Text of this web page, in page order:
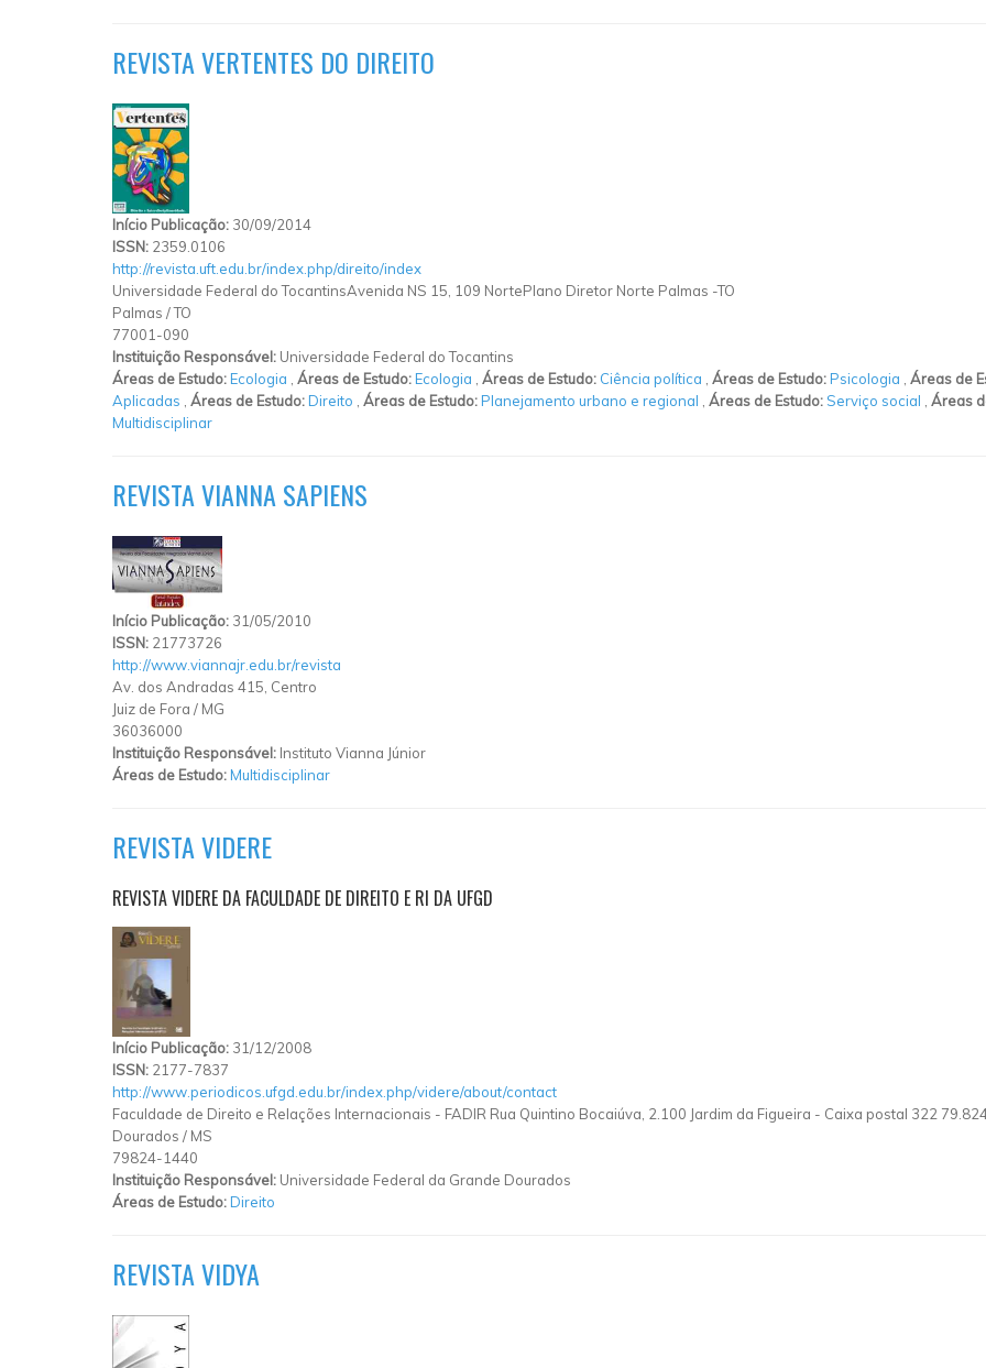
REVISTA VERTENTES DO DIREITO
Início Publicação: 30/09/2014
ISSN: 2359.0106
http://revista.uft.edu.br/index.php/direito/index
Universidade Federal do TocantinsAvenida NS 15, 109 NortePlano Diretor Norte Palmas -TO
Palmas /TO
77001-090
Instituição Responsável: Universidade Federal do Tocantins
Áreas de Estudo:Ecologia Áreas de Estudo:Ecologia Áreas de Estudo: Ciência política Áreas de Estudo:Psicologia Áreas de
Aplicadas
Áreas de Estudo:Direito Áreas de Estudo:Planejamento urbano e regional Áreas de Estudo:Serviço social Áreas
Multidisciplinar
REVISTA VIANNA SAPIENS
Início Publicação: 31/05/2010
ISSN: 21773726
http://www.viannajr.edu.br/revista
Av. dos Andradas 415, Centro
Juiz de Fora / MG
36036000
Instituição Responsável: Instituto Vianna Júnior
Áreas de Estudo:Multidisciplinar
REVISTA VIDERE
REVISTA VIDERE DA FACULDADE DE DIREITO E RI DA UFGD
Início Publicação: 31/12/2008
ISSN: 2177-7837
http://www.periodicos.ufgd.edu.br/index.php/videre/about/contact
Faculdade de Direito e Relações Internacionais - FADIR Rua Quintino Bocaiúva, 2.100 Jardim da Figueira - Caixa postal 322
Dourados / MS
79824-1440
Instituição Responsável: Universidade Federal da Grande Dourados
Áreas de Estudo:Direito
REVISTA VIDYA